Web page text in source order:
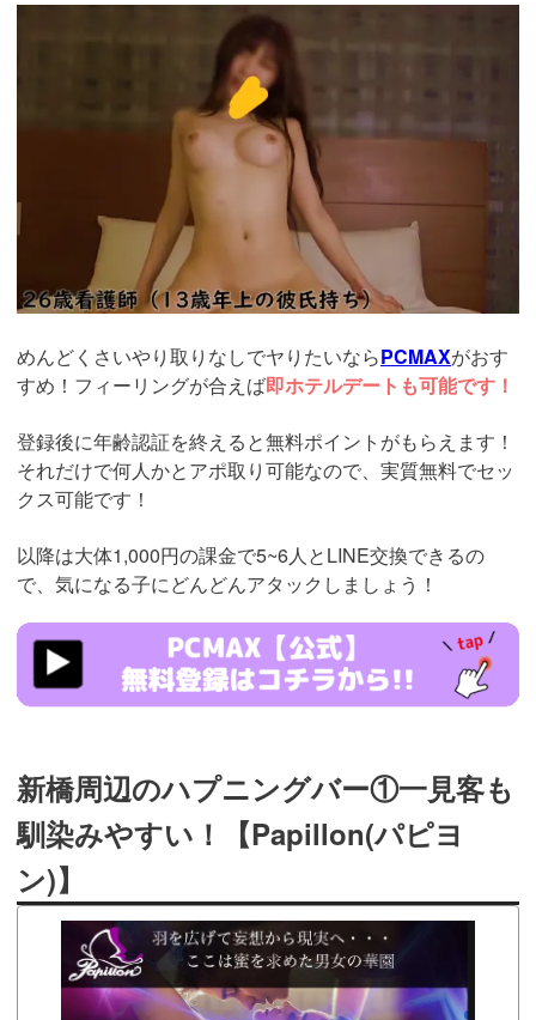
めんどくさいやり取りなしでヤりたいならPCMAXがおす
すめ！フィーリングが合えば即ホテルデートも可能です！
登録後に年齢認証を終えると無料ポイントがもらえます！
それだけで何人かとアポ取り可能なので、実質無料でセッ
クス可能です！
以降は大体1,000円の課金で5~6人とLINE交換できるの
で、気になる子にどんどんアタックしましょう！
https://pcmax.jp/lp/?
ad_id=rm307152
新橋周辺のハプニングバー①一見客も
馴染みやすい！【Papillon(パピヨ
ン)】